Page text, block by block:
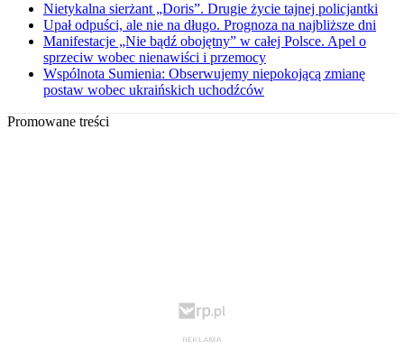
Nietykalna sierżant „Doris”. Drugie życie tajnej policjantki
Upał odpuści, ale nie na długo. Prognoza na najbliższe dni
Manifestacje „Nie bądź obojętny” w całej Polsce. Apel o
sprzeciw wobec nienawiści i przemocy
Wspólnota Sumienia: Obserwujemy niepokojącą zmianę
postaw wobec ukraińskich uchodźców
Promowane treści